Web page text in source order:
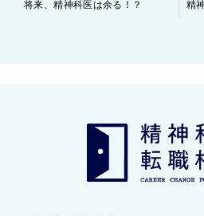
将来、精神科医は余る！？